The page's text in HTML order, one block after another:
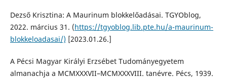
Dezső Krisztina: A Maurinum blokkelőadásai. TGYOblog,
2022. március 31. (https://tgyoblog.lib.pte.hu/a-maurinum-
blokkeloadasai/) [2023.01.26.]
A Pécsi Magyar Királyi Erzsébet Tudományegyetem
almanachja a MCMXXXVII–MCMXXXVIII. tanévre. Pécs, 1939.